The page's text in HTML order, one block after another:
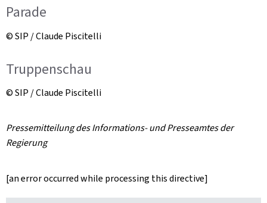
Parade
© SIP / Claude Piscitelli
Truppenschau
© SIP / Claude Piscitelli
Pressemitteilung des Informations- und Presseamtes der
Regierung
[an error occurred while processing this directive]